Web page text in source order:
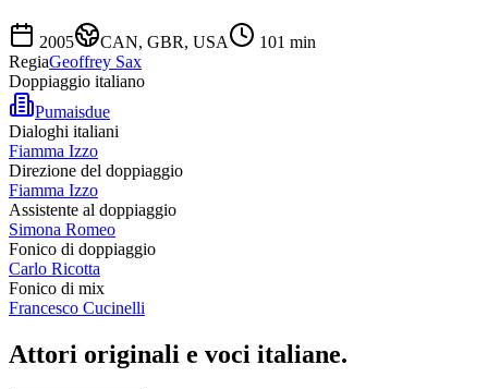
2005 CAN, GBR, USA 101 min
RegiaGeoffrey Sax
Doppiaggio italiano
Pumaisdue
Dialoghi italiani
Fiamma Izzo
Direzione del doppiaggio
Fiamma Izzo
Assistente al doppiaggio
Simona Romeo
Fonico di doppiaggio
Carlo Ricotta
Fonico di mix
Francesco Cucinelli
Attori originali e voci italiane.